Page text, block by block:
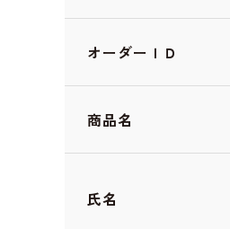
オーダーＩＤ
商品名
氏名